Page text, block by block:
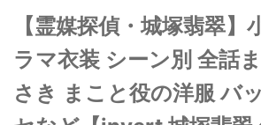
・堀田真由
多部未華子
・わた
・ ライ
【霊媒探偵・城塚翡翠】
ラマ衣装 シーン別 全話
さき まこと役の洋服 バ